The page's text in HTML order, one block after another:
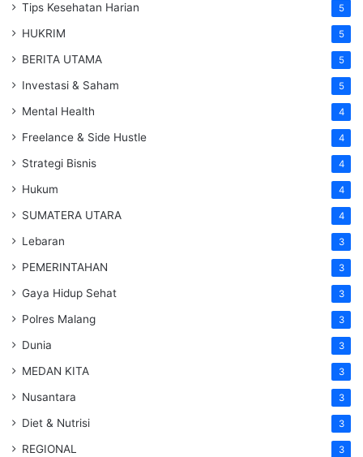
Tips Kesehatan Harian 5
HUKRIM 5
BERITA UTAMA 5
Investasi & Saham 5
Mental Health 4
Freelance & Side Hustle 4
Strategi Bisnis 4
Hukum 4
SUMATERA UTARA 4
Lebaran 3
PEMERINTAHAN 3
Gaya Hidup Sehat 3
Polres Malang 3
Dunia 3
MEDAN KITA 3
Nusantara 3
Diet & Nutrisi 3
REGIONAL 3